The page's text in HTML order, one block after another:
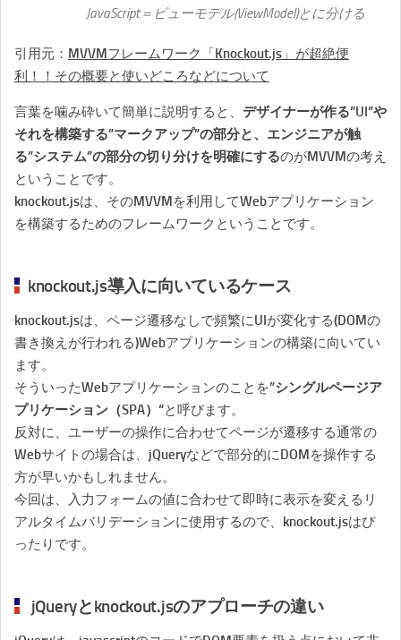
JavaScript＝ビューモデル(ViewModel)とに分ける
引用元： MVVMフレームワーク「Knockout.js」が超絶便
利！！その概要と使いどころなどについて
言葉を噛み砕いて簡単に説明すると、 デザイナーが作る”UI”や
それを構築する”マークアップ”の部分と、エンジニアが触
る”システム”の部分の切り分けを明確にするのがMVVMの考え
ということです。
knockout.jsは、そのMVVMを利用してWebアプリケーション
を構築するためのフレームワークということです。
knockout.js導入に向いているケース
knockout.jsは、ページ遷移なしで頻繁にUIが変化する(DOMの
書き換えが行われる)Webアプリケーションの構築に向いてい
ます。
そういったWebアプリケーションのことを”シングルページア
プリケーション（SPA） “と呼びます。
反対に、ユーザーの操作に合わせてページが遷移する通常の
Webサイトの場合は、jQueryなどで部分的にDOMを操作する
方が早いかもしれません。
今回は、入力フォームの値に合わせて即時に表示を変えるリ
アルタイムバリデーションに使用するので、knockout.jsはぴ
ったりです。
jQueryとknockout.jsのアプローチの違い